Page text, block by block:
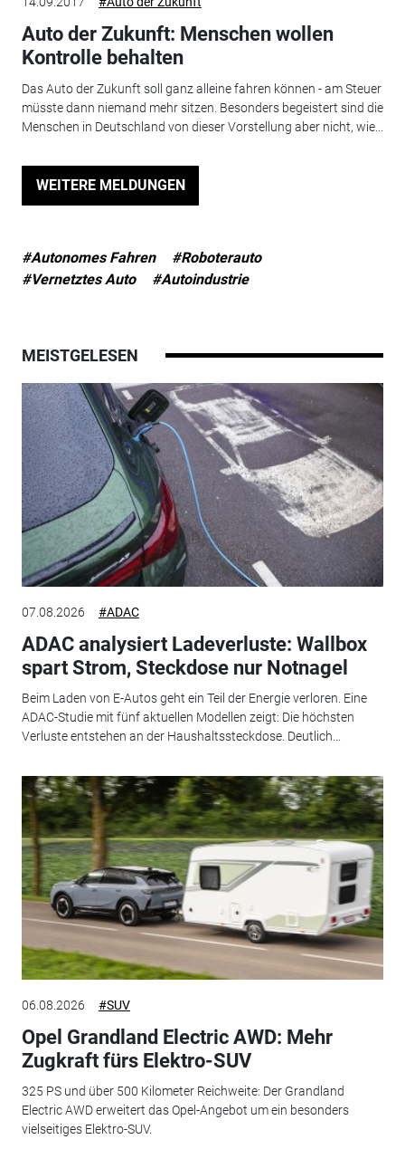
Auto der Zukunft: Menschen wollen
Kontrolle behalten
Das Auto der Zukunft soll ganz alleine fahren können - am Steuer
müsste dann niemand mehr sitzen. Besonders begeistert sind die
Menschen in Deutschland von dieser Vorstellung aber nicht, wie...
WEITERE MELDUNGEN
#Autonomes Fahren
#Roboterauto
#Vernetztes Auto
#Autoindustrie
MEISTGELESEN
07.08.2026 #ADAC
ADAC analysiert Ladeverluste: Wallbox
spart Strom, Steckdose nur Notnagel
Beim Laden von E-Autos geht ein Teil der Energie verloren. Eine
ADAC-Studie mit fünf aktuellen Modellen zeigt: Die höchsten
Verluste entstehen an der Haushaltssteckdose. Deutlich...
06.08.2026 #SUV
Opel Grandland Electric AWD: Mehr
Zugkraft fürs Elektro-SUV
325 PS und über 500 Kilometer Reichweite: Der Grandland
Electric AWD erweitert das Opel-Angebot um ein besonders
vielseitiges Elektro-SUV.